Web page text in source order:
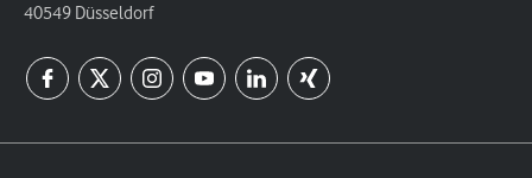
40549 Düsseldorf